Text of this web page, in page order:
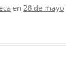
en 28 de mayo